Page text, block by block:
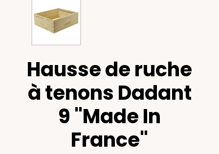
Hausse de ruche
à tenons Dadant
9 "Made In
France"